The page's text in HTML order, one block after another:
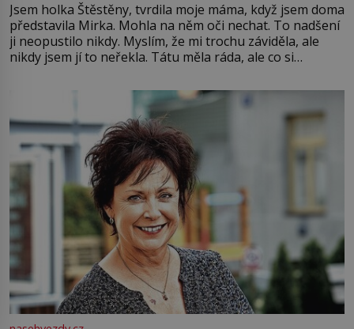
Jsem holka Štěstěny, tvrdila moje máma, když jsem doma
představila Mirka. Mohla na něm oči nechat. To nadšení
ji neopustilo nikdy. Myslím, že mi trochu záviděla, ale
nikdy jsem jí to neřekla. Tátu měla ráda, ale co si
Jsme spolu moc rádi Tehdy byla jiná doba, když